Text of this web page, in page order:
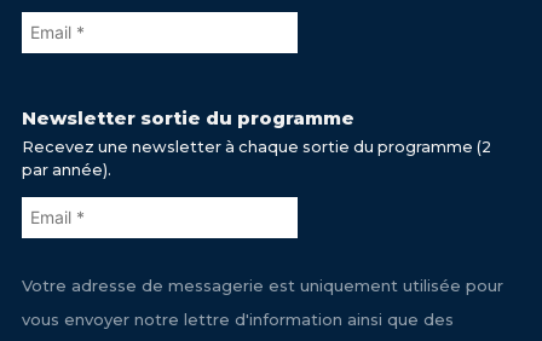
Newsletter sortie du programme
Recevez une newsletter à chaque sortie du programme (2
par année).
Votre adresse de messagerie est uniquement utilisée pour
vous envoyer notre lettre d'information ainsi que des